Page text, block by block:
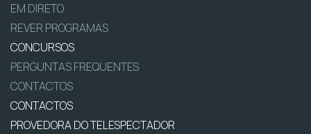
EM DIRETO
REVER PROGRAMAS
CONCURSOS
PERGUNTAS FREQUENTES
CONTACTOS
CONTACTOS
PROVEDORA DO TELESPECTADOR